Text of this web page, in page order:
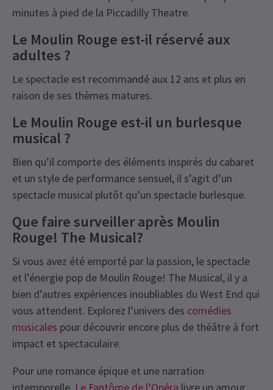
minutes à pied de la Piccadilly Theatre.
Le Moulin Rouge est-il réservé aux
adultes ?
Le spectacle est recommandé aux 12 ans et plus en
raison de ses thèmes matures.
Le Moulin Rouge est-il un burlesque
musical ?
Bien qu’il comporte des éléments inspirés du cabaret
et un style de performance sensuel, il s’agit d’un
spectacle musical plutôt qu’un spectacle burlesque.
Que faire surveiller après Moulin
Rouge! The Musical?
Si vous avez été emporté par la passion, le spectacle
et l’énergie pop de Moulin Rouge! The Musical, il y a
bien d’autres expériences inoubliables du West End qui
vous attendent. Explorez l’univers des comédies
musicales pour découvrir encore plus de théâtre à fort
impact et spectaculaire.
Pour une romance épique et une narration